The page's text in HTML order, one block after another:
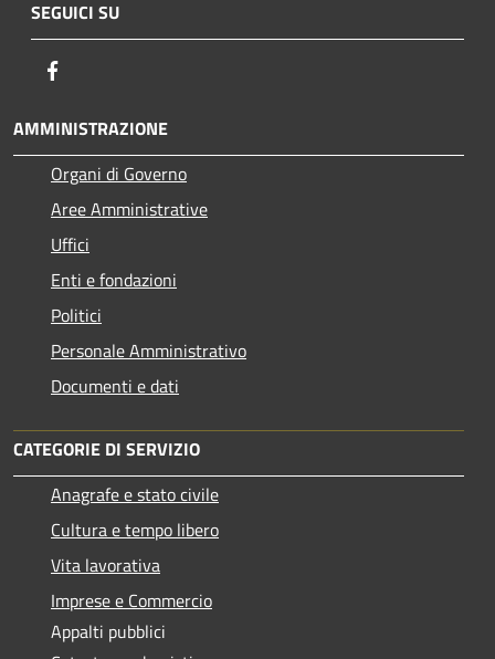
SEGUICI SU
AMMINISTRAZIONE
Organi di Governo
Aree Amministrative
Uffici
Enti e fondazioni
Politici
Personale Amministrativo
Documenti e dati
CATEGORIE DI SERVIZIO
Anagrafe e stato civile
Cultura e tempo libero
Vita lavorativa
Imprese e Commercio
Appalti pubblici